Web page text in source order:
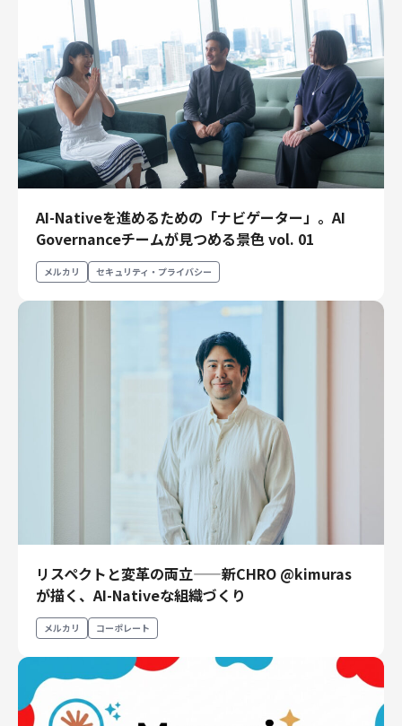
AI-Nativeを進めるための「ナビゲーター」。AI
Governanceチームが見つめる景色 vol. 01
メルカリ セキュリティ・プライバシー
リスペクトと変革の両立——新CHRO @kimuras
が描く、AI-Nativeな組織づくり
メルカリ コーポレート